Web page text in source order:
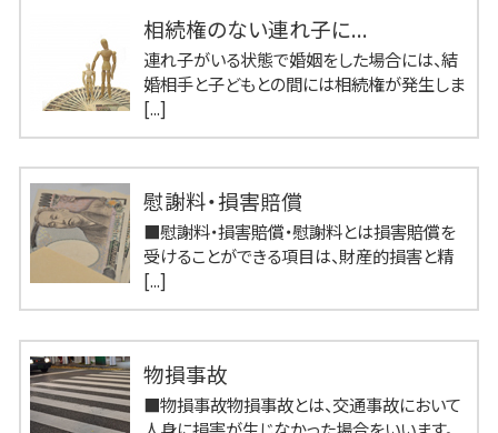
相続権のない連れ子に...
連れ子がいる状態で婚姻をした場合には、結
婚相手と子どもとの間には相続権が発生しま
[...]
慰謝料・損害賠償
■慰謝料・損害賠償・慰謝料とは損害賠償を
受けることができる項目は、財産的損害と精
[...]
物損事故
■物損事故物損事故とは、交通事故において